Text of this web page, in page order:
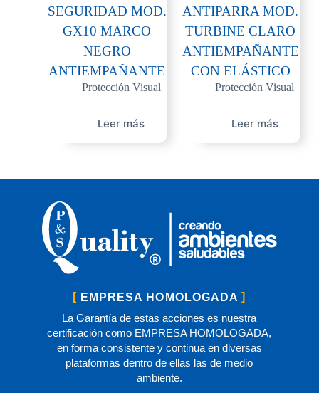
SEGURIDAD MOD.
GX10 MARCO
NEGRO
ANTIEMPAÑANTE
Protección Visual
Leer más
ANTIPARRA MOD.
TURBINE CLARO
ANTIEMPAÑANTE
CON ELÁSTICO
Protección Visual
Leer más
EMPRESA HOMOLOGADA
La Garantía de estas acciones es nuestra
certificación como EMPRESA HOMOLOGADA,
en forma consistente y continua en diversas
plataformas dentro de ellas las de medio
ambiente.